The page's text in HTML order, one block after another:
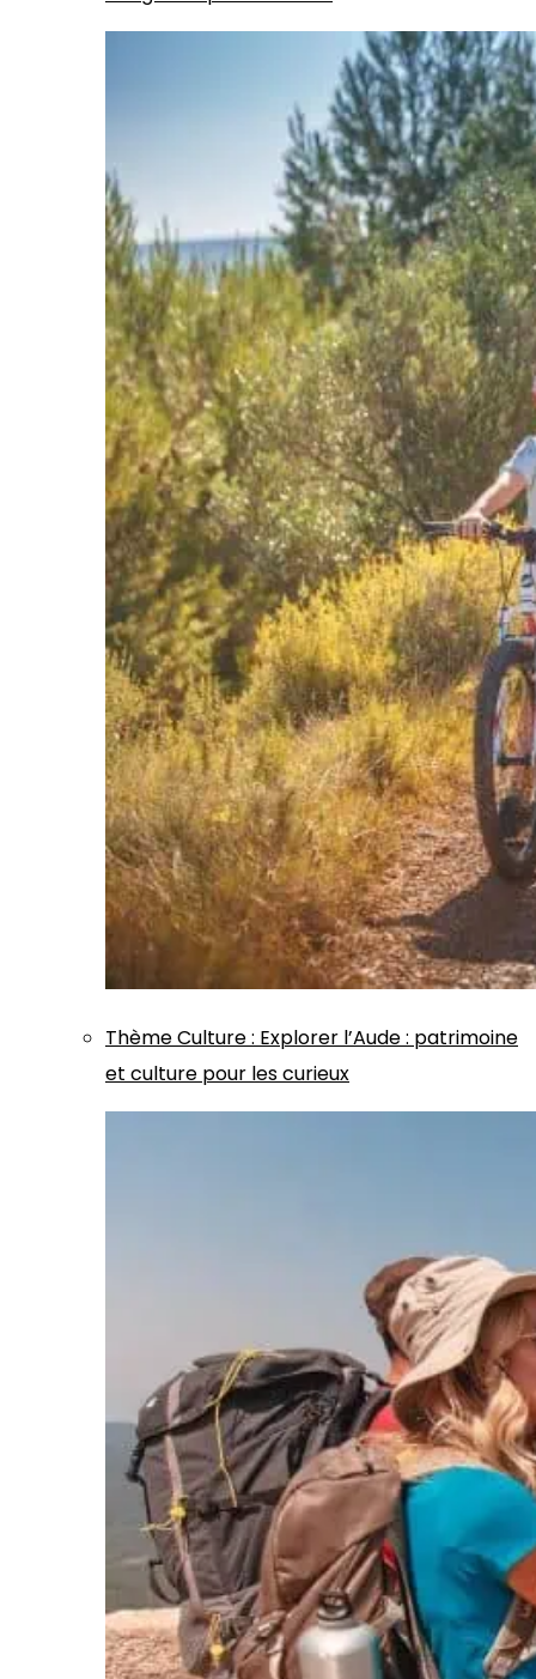
ThèmeCulture: Explorer l’Aude : patrimoine
et culture pour les curieux